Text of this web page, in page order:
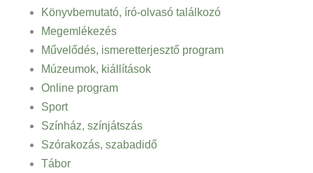
Könyvbemutató, író-olvasó találkozó
Megemlékezés
Művelődés, ismeretterjesztő program
Múzeumok, kiállítások
Online program
Sport
Színház, színjátszás
Szórakozás, szabadidő
Tábor